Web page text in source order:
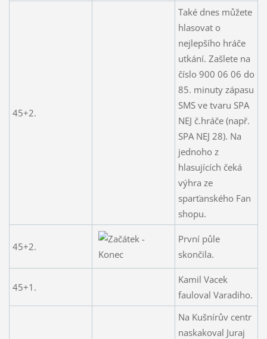
45+2.
Také dnes můžete
hlasovat o
nejlepšího hráče
utkání. Zašlete na
číslo 900 06 06 do
85. minuty zápasu
SMS ve tvaru SPA
NEJ č.hráče (např.
SPA NEJ 28). Na
jednoho z
hlasujících čeká
výhra ze
sparťanského Fan
shopu.
45+2.
První půle
skončila.
45+1.
Kamil Vacek
fauloval Varadiho.
Na Kušnírův centr
naskakoval Juraj